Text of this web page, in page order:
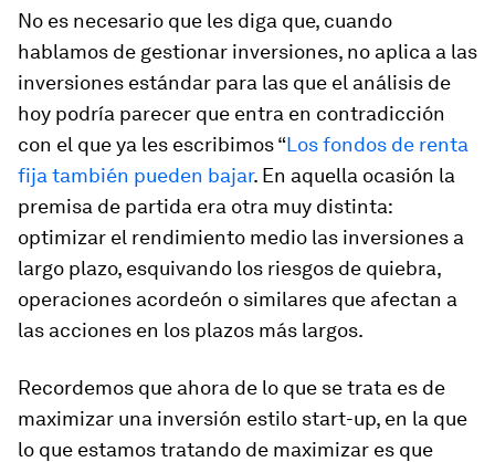
No es necesario que les diga que, cuando
hablamos de gestionar inversiones, no aplica a las
inversiones estándar para las que el análisis de
hoy podría parecer que entra en contradicción
con el que ya les escribimos “Los fondos de renta
fija también pueden bajar. En aquella ocasión la
premisa de partida era otra muy distinta:
optimizar el rendimiento medio las inversiones a
largo plazo, esquivando los riesgos de quiebra,
operaciones acordeón o similares que afectan a
las acciones en los plazos más largos.
Recordemos que ahora de lo que se trata es de
maximizar una inversión estilo start-up, en la que
lo que estamos tratando de maximizar es que